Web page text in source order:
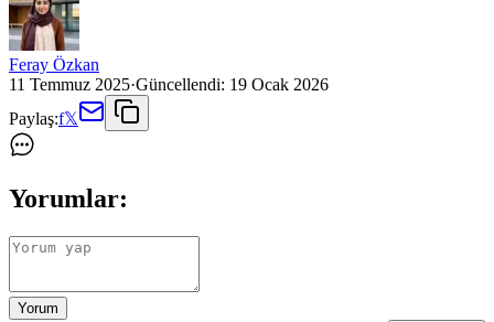
Feray Özkan
11 Temmuz 2025·Güncellendi: 19 Ocak 2026
Paylaş:f𝕏
Yorumlar:
Yorum